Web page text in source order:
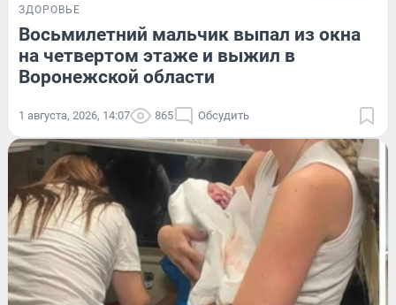
ЗДОРОВЬЕ
Восьмилетний мальчик выпал из окна
на четвертом этаже и выжил в
Воронежской области
1 августа, 2026, 14:07 865 Обсудить